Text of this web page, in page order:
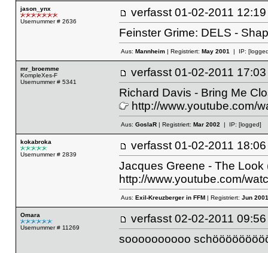
jason_ynx
Usernummer # 2636
verfasst 01-02-2011
Feinster Grime: DELS -
Aus: Mannheim| Registriert: May 2001| IP:
mr_broemme
KompleXes-F
Usernummer # 5341
verfasst 01-02-2011
Richard Davis - Bring Me
http://www.youtube.com/
Aus: GoslaR| Registriert: Mar 2002| IP: [logged]
kokabroka
Usernummer # 2839
verfasst 01-02-2011
Jacques Greene - The Look
http://www.youtube.com/
Aus: Exil-Kreuzberger in FFM| Registriert: Jun 2001
Omara
Usernummer # 11269
verfasst 02-02-2011
soooooooooo